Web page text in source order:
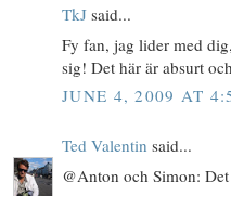
TkJ said...
Fy fan, jag lider med
sig! Det här är absurt
JUNE 4, 2009 AT
Ted Valentin said...
@Anton och Simon: